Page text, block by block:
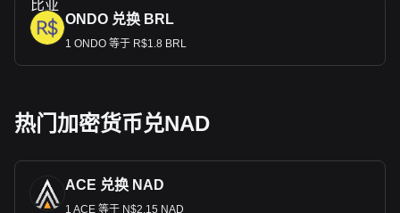
ONDO 兑换 BRL
1 ONDO 等于 R$1.8 BRL
热门加密货币兑NAD
ACE 兑换 NAD
1 ACE 等于 N$2.15 NAD